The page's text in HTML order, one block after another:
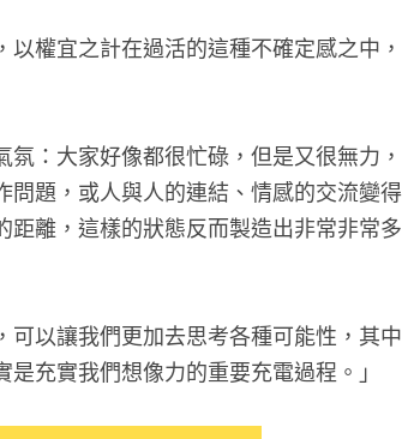
權宜之計在過活的這種不確定感之中，
：大家好像都很忙碌，但是又很無力，
題，或人與人的連結、情感的交流變得
離，這樣的狀態反而製造出非常非常多
以讓我們更加去思考各種可能性，其中
充實我們想像力的重要充電過程。」